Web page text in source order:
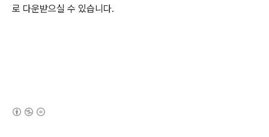
로 다운받으실 수 있습니다.